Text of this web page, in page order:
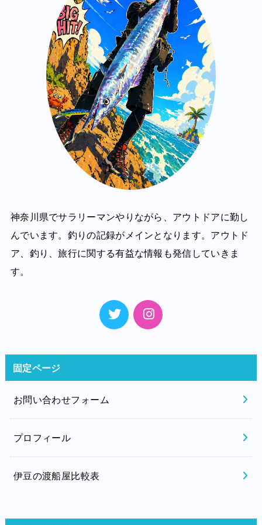
神奈川県でサラリーマンやりながら、アウトドアに勤し
んでいます。釣りの記録がメインとなります。アウトド
ア、釣り、旅行に関する有益な情報も発信していきま
す。
固定ページ
お問い合わせフォーム
プロフィール
伊豆の渡船屋比較表